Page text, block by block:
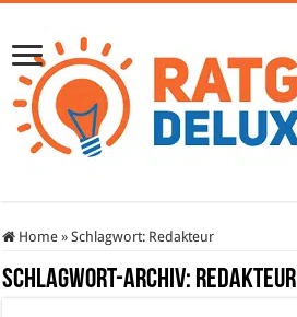
Home » Schlagwort: Redakteur
Schlagwort-Archiv: Redakteur